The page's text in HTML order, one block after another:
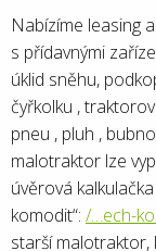
Nabízíme leasing
s přídavnými
úklid sněhu,
čyřkolku ,
pneu , pluh ,
malotraktor lze
úvěrová
komodit“: /…ech-
starší